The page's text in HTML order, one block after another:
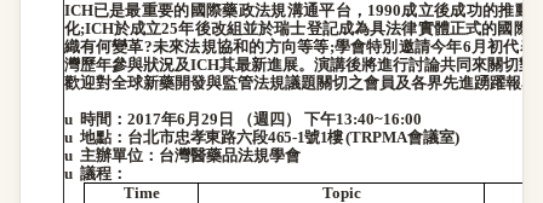
ICH已是最重要的國際藥政法規溝通平台， 1990成立後成功的推動
化;ICH於成立25年後改組並於瑞士登記成為具法律實體正式的國際
織有何變革?未來法規協和的方向等等;學會特別邀請今年6 月初代表
灣歷年參與狀況及ICH其最新進展。演講後將進行討論共同來關切對
歡迎對全球新藥開發與監管法規議題關切之會員及各界先進踴躍報名
u 時間： 2017年6 月 29 日 （週四） 下午13:40~16:00
u 地點：台北市忠孝東路六段465-1號1樓(TRPMA會議室)
u 主辦單位：台灣醫藥品法規學會
u 議程：
Time
Topic